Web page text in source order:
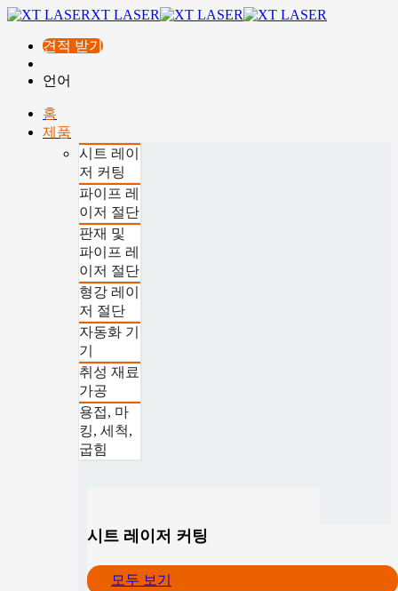
XT LASER
견적 받기
언어
홈
제품
시트 레이
저 커팅
파이프 레
이저 절단
판재 및
파이프 레
이저 절단
형강 레이
저 절단
자동화 기
기
취성 재료
가공
용접, 마
킹, 세척,
굽힘
시트 레이저 커팅
모두 보기